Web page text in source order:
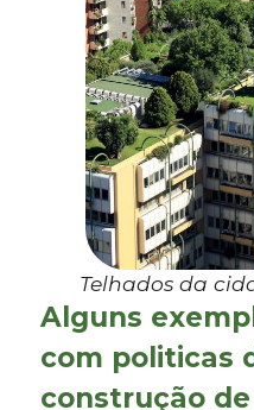
Telhados da
Alguns
com politicas
construção